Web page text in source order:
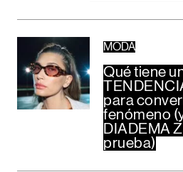
MODA
Qué tiene
para
fenómeno
DIADEMA
prueba)